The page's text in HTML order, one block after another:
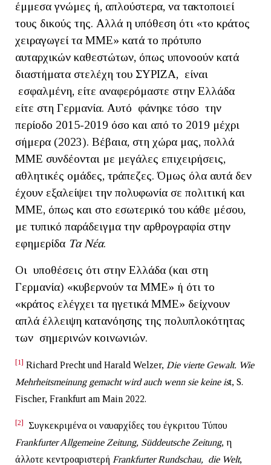
έμμεσα γνώμες ή, απλούστερα, να τακτοποιεί
τους δικούς της. Αλλά η υπόθεση ότι «το κράτος
χειραγωγεί τα ΜΜΕ» κατά το πρότυπο
αυταρχικών καθεστώτων, όπως υπονοούν κατά
διαστήματα στελέχη του ΣΥΡΙΖΑ, είναι
εσφαλμένη, είτε αναφερόμαστε στην Ελλάδα
είτε στη Γερμανία. Αυτό φάνηκε τόσο την
περίοδο 2015-2019 όσο και από το 2019 μέχρι
σήμερα (2023). Βέβαια, στη χώρα μας, πολλά
ΜΜΕ συνδέονται με μεγάλες επιχειρήσεις,
αθλητικές ομάδες, τράπεζες. Όμως όλα αυτά δεν
έχουν εξαλείψει την πολυφωνία σε πολιτική και
ΜΜΕ, όπως και στο εσωτερικό του κάθε μέσου,
με τυπικό παράδειγμα την αρθρογραφία στην
εφημερίδα Τα Νέα.
Οι υποθέσεις ότι στην Ελλάδα (και στη
Γερμανία) «κυβερνούν τα ΜΜΕ» ή ότι το
«κράτος ελέγχει τα ηγετικά ΜΜΕ» δείχνουν
απλά έλλειψη κατανόησης της πολυπλοκότητας
των σημερινών κοινωνιών.
[1] Richard Precht und Harald Welzer, Die vierte Gewalt. Wie
Mehrheitsmeinung gemacht wird auch wenn sie keine ist, S.
Fischer, Frankfurt am Main 2022.
[2]
Συγκεκριμένα οι ναυαρχίδες του έγκριτου Τύπου
Frankfurter Allgemeine Zeitung, Süddeutsche Zeitung, η
άλλοτε κεντροαριστερή Frankfurter Rundschau, die Welt,